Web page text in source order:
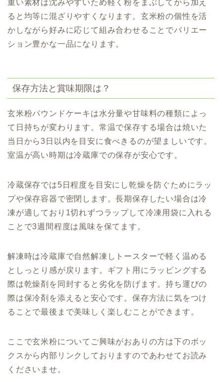
重い素材は沈みやすいため軽く粉をまぶしてから加え
ると均等に混ざりやすくなります。玄米粉の個性を活
かしながら好みに応じて組み合わせることでバリエー
ション豊かな一品になります。
保存方法と賞味期限は？
玄米粉パウンドケーキは水分量や甘味料の種類によっ
て日持ちが変わります。常温で保存する場合は焼いた
当日から3日以内を目安に食べきるのが望ましいです。
室温が高い時期は冷蔵庫での保存が安心です。
冷蔵保存では5日程度を目安にし乾燥を防ぐためにラッ
プや保存容器で密閉します。長期保存したい場合は冷
凍が適しており1切れずつラップして冷凍用袋に入れる
ことで3週間程度は風味を保てます。
解凍時は冷蔵庫で自然解凍しトースターで軽く温める
としっとり感が戻ります。ギフト用にラッピングする
際は乾燥剤を同封すると劣化を防げます。持ち運びの
際は保冷剤を添えると安心です。保存方法に気をつけ
ることで最後まで美味しく楽しむことができます。
ここで玄米粉についてご興味がおありの方は下のボッ
クスから内部リンクしておりますのであわせてお読み
くださいませ。